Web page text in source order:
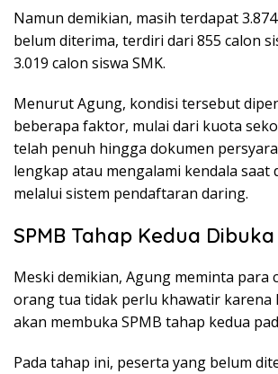
Namun demikian, masih terdapat
belum diterima, terdiri dari 855 calon
3.019 calon siswa SMK.
Menurut Agung, kondisi tersebut
beberapa faktor, mulai dari kuota
telah penuh hingga dokumen
lengkap atau mengalami kendala saat
melalui sistem pendaftaran daring.
SPMB Tahap Kedua
Meski demikian, Agung meminta para
orang tua tidak perlu khawatir karena
akan membuka SPMB tahap kedua
Pada tahap ini, peserta yang belum